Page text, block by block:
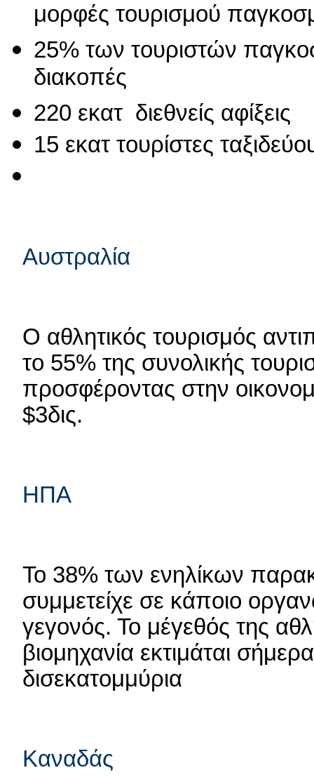
μορφές τουρισμού
25% των τουριστών
διακοπές
220 εκατ διεθνείς αφίξεις
15 εκατ τουρίστες
Αυστραλία
Ο αθλητικός τουρισμός
το 55% της συνολικής
προσφέροντας στην
$3δις.
ΗΠΑ
Το 38% των ενηλίκων
συμμετείχε σε κάποιο
γεγονός. Το μέγεθός της
βιομηχανία εκτιμάται
δισεκατομμύρια
Καναδάς